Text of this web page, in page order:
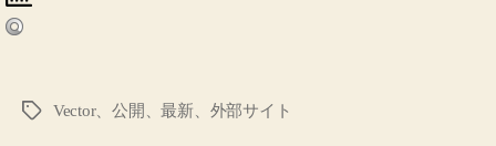
タ
Vector、公開、最新、外部サイト